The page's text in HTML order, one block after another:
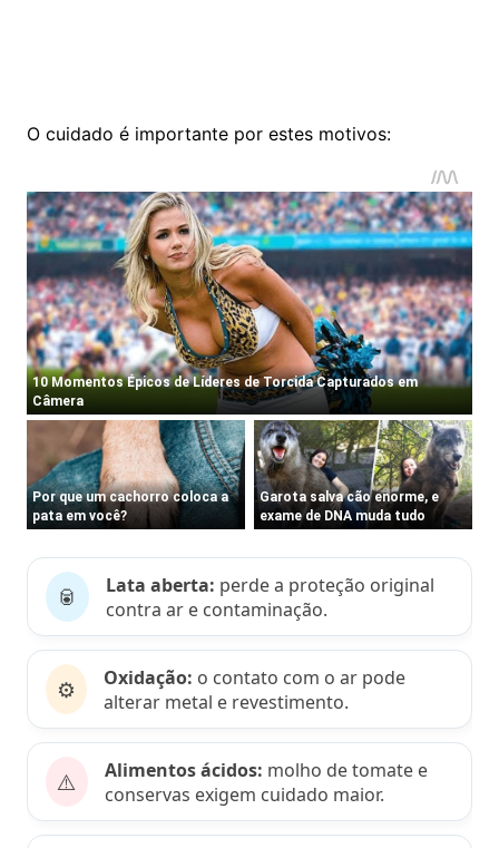
O cuidado é importante por estes motivos:
🥫 Lata aberta: perde a proteção original
contra ar e contaminação.
⚙️ Oxidação: o contato com o ar pode
alterar metal e revestimento.
⚠️ Alimentos ácidos: molho de tomate e
conservas exigem cuidado maior.